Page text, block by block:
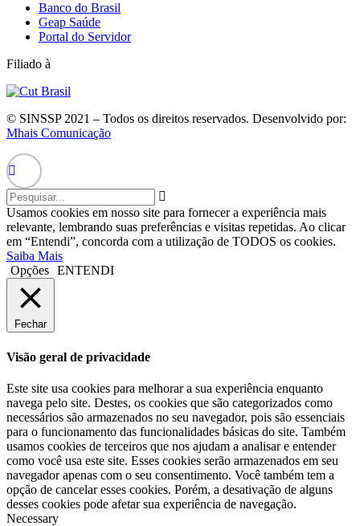
Banco do Brasil
Geap Saúde
Portal do Servidor
Filiado à
© SINSSP 2021 – Todos os direitos reservados. Desenvolvido por:
Mhais Comunicação
Usamos cookies em nosso site para fornecer a experiência mais
relevante, lembrando suas preferências e visitas repetidas. Ao clicar
em “Entendi”, concorda com a utilização de TODOS os cookies.
Saiba Mais
Opções ENTENDI
Fechar
Visão geral de privacidade
Este site usa cookies para melhorar a sua experiência enquanto
navega pelo site. Destes, os cookies que são categorizados como
necessários são armazenados no seu navegador, pois são essenciais
para o funcionamento das funcionalidades básicas do site. Também
usamos cookies de terceiros que nos ajudam a analisar e entender
como você usa este site. Esses cookies serão armazenados em seu
navegador apenas com o seu consentimento. Você também tem a
opção de cancelar esses cookies. Porém, a desativação de alguns
desses cookies pode afetar sua experiência de navegação.
Necessary